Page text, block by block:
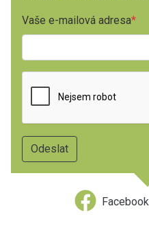
Vaše e-mailová adresa
Facebook